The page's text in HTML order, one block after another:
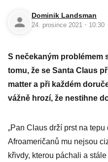
Dominik Landsman
24. prosince 2021 · 10:30
S nečekaným problémem
tomu, že se Santa Claus
matter a při každém
vážně hrozí, že nestihne
„Pan Claus drží prst na
Afroameričanů mu nejsou
křivdy, kterou páchali a